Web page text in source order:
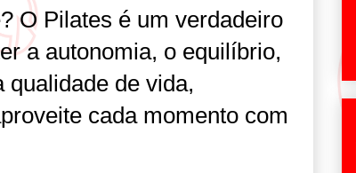
O Pilates é um verdadeiro
a autonomia, o equilíbrio,
qualidade de vida,
cada momento com